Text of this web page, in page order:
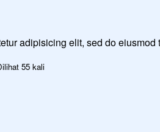
adipisicing elit, sed do
55 kali